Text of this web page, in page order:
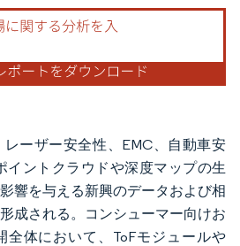
利用にはCC BY 4.0の表示が必要です。
ーザー安全性、EMC、自動車安
イントクラウドや深度マップの生
響を与える新興のデータおよび相
成される。コンシューマー向けお
全体において、ToFモジュールや